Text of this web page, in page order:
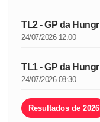
TL2 - GP da
24/07/2026 12:00
TL1 - GP da
24/07/2026 08:30
Resultados de 2026